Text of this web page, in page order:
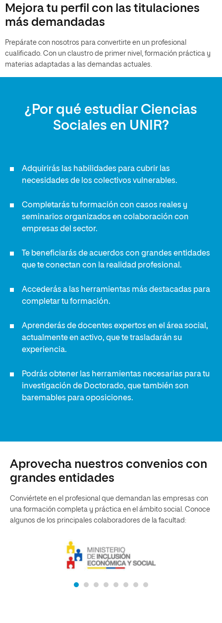
Mejora tu perfil con las titulaciones
más demandadas
Prepárate con nosotros para convertirte en un profesional
cualificado. Con un claustro de primer nivel, formación práctica y
materias adaptadas a las demandas actuales.
¿Por qué estudiar Ciencias
Sociales en UNIR?
Adquirirás las habilidades para cubrir las
necesidades de los colectivos vulnerables.
Completarás tu formación con casos reales y
seminarios organizados en colaboración con
empresas del sector.
Te beneficiarás de acuerdos con grandes entidades
que te conectan con la realidad profesional.
Accederás a las herramientas más destacadas para
completar tu formación.
Aprenderás de docentes expertos en el área social,
actualmente en activo, que te trasladarán su
experiencia.
Podrás obtener las herramientas necesarias para tu
investigación de Doctorado, que también son
baremables para oposiciones.
Aprovecha nuestros convenios con
grandes entidades
Conviértete en el profesional que demandan las empresas con
una formación completa y práctica en el ámbito social. Conoce
algunos de los principales colaboradores de la facultad: